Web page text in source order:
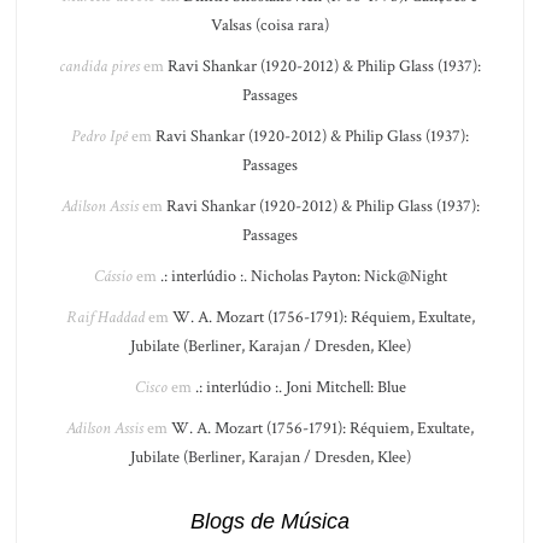
Valsas (coisa rara)
candida piresem Ravi Shankar (1920-2012) & Philip Glass (1937):
Passages
Pedro Ipêem Ravi Shankar (1920-2012) & Philip Glass (1937):
Passages
Adilson Assisem Ravi Shankar (1920-2012) & Philip Glass (1937):
Passages
Cássioem .: interlúdio :. Nicholas Payton: Nick@Night
Raif Haddadem W. A. Mozart (1756-1791): Réquiem, Exultate,
Jubilate (Berliner, Karajan / Dresden, Klee)
Ciscoem .: interlúdio :. Joni Mitchell: Blue
Adilson Assisem W. A. Mozart (1756-1791): Réquiem, Exultate,
Jubilate (Berliner, Karajan / Dresden, Klee)
Blogs de Música